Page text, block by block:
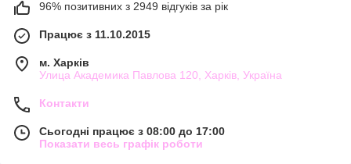
96% позитивних з 2949 відгуків за рік
Працює з 11.10.2015
м. Харків
Улица Академика Павлова 120, Харків, Україна
Контакти
Сьогодні працює з 08:00 до 17:00
Показати весь графік роботи